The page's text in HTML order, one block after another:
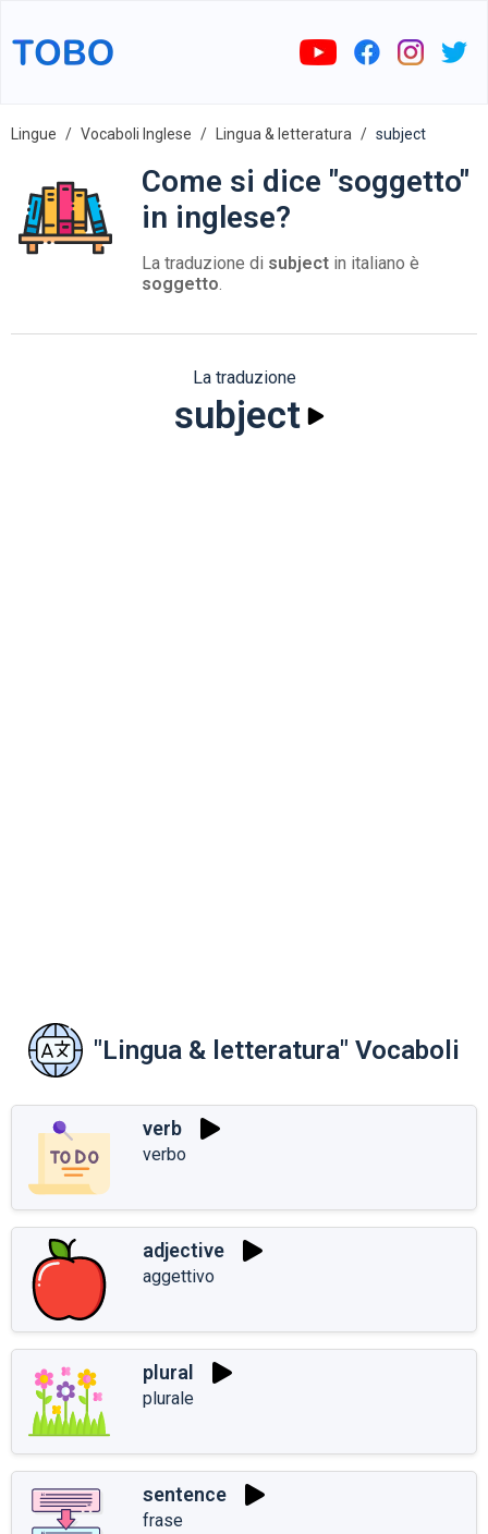
Lingue Vocaboli Inglese Lingua & letteratura subject
Come si dice "soggetto"
in inglese?
La traduzione di subject in italiano è
soggetto.
La traduzione
subject
"Lingua & letteratura" Vocaboli
verb
verbo
adjective
aggettivo
plural
plurale
sentence
frase